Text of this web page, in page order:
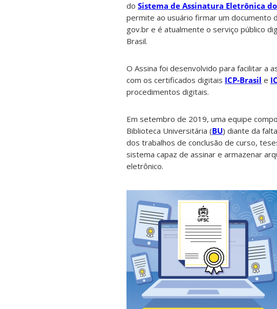
do Sistema de Assinatura Eletrônica
permite ao usuário firmar um documento
gov.br e é atualmente o serviço público
Brasil.
O Assina foi desenvolvido para facilitar a
com os certificados digitais ICP-Brasil e
procedimentos digitais.
Em setembro de 2019, uma equipe
Biblioteca Universitária (BU) diante da
dos trabalhos de conclusão de curso,
sistema capaz de assinar e armazenar
eletrônico.